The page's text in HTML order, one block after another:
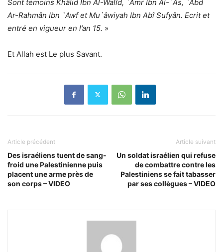
Sont témoins Khâlid Ibn Al-Walîd, `Amr Ibn Al-`Âs, `Abd
Ar-Rahmân Ibn `Awf et Mu`âwiyah Ibn Abî Sufyân. Ecrit et
entré en vigueur en l’an 15. »
Et Allah est Le plus Savant.
Article précédent
Des israéliens tuent de sang-
froid une Palestinienne puis
placent une arme près de
son corps – VIDEO
Article suivant
Un soldat israélien qui refuse
de combattre contre les
Palestiniens se fait tabasser
par ses collègues – VIDEO